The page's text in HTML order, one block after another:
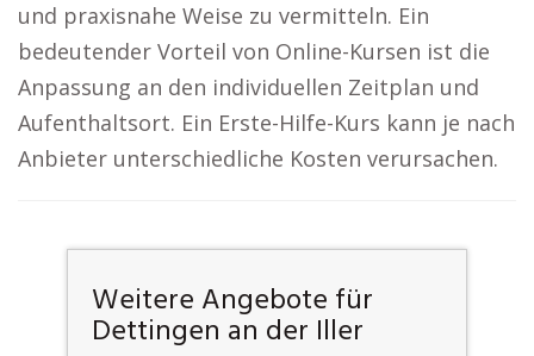
und praxisnahe Weise zu vermitteln. Ein
bedeutender Vorteil von Online-Kursen ist die
Anpassung an den individuellen Zeitplan und
Aufenthaltsort. Ein Erste-Hilfe-Kurs kann je nach
Anbieter unterschiedliche Kosten verursachen.
Weitere Angebote für
Dettingen an der Iller